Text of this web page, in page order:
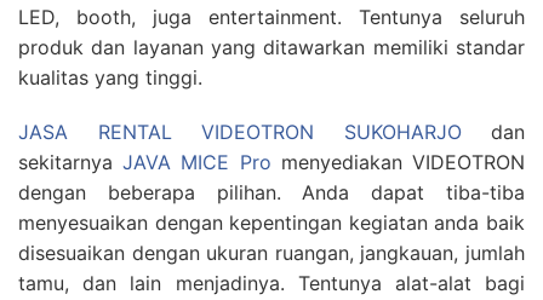
LED, booth, juga entertainment. Tentunya seluruh
produk dan layanan yang ditawarkan memiliki standar
kualitas yang tinggi.
JASA RENTAL VIDEOTRON SUKOHARJOdan
sekitarnyaJAVA MICE Pro menyediakan VIDEOTRON
dengan beberapa pilihan. Anda dapat tiba-tiba
menyesuaikan dengan kepentingan kegiatan anda baik
disesuaikan dengan ukuran ruangan, jangkauan, jumlah
tamu, dan lain menjadinya. Tentunya alat-alat bagi